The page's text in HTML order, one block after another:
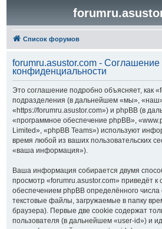
Список форумов
forumru.asustor.com - Соглашение
конфиденциальности
Это соглашение подробно объясняет, как
подразделения (в дальнейшем «мы»,
«https://forumru.asustor.com») и phpBB (в
«программное обеспечение phpBB»,
Limited», «phpBB Teams») используют
время любой из ваших пользовательских
«ваша информация»).
Ваша информация собирается двумя
просмотр «forumru.asustor.com» приведёт
обеспечением phpBB определённого
текстовые файлы, загружаемые в папку
браузера). Первые две cookie содержат
пользователя (в дальнейшем «user-id») и